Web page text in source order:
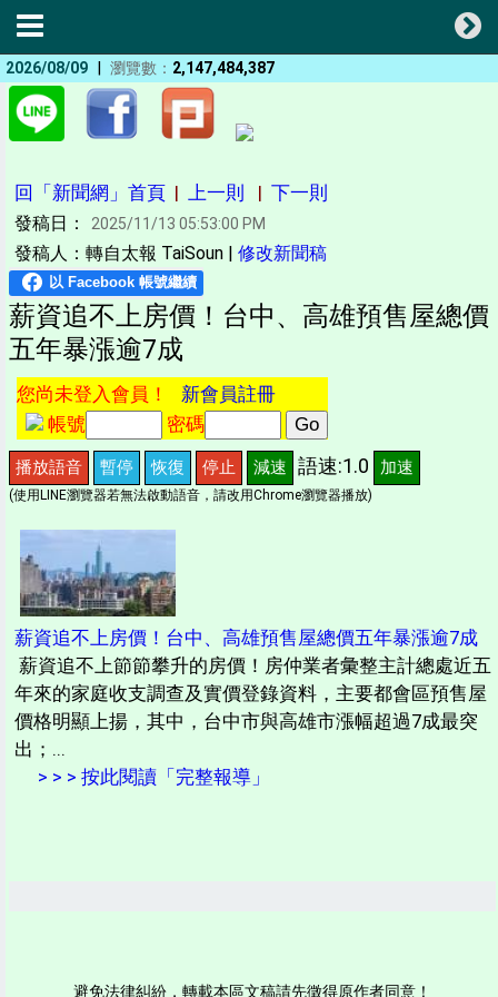
2026/08/09 | 瀏覽數： 2,147,484,387
回「新聞網」首頁 | 上一則 | 下一則
發稿日： 2025/11/13 05:53:00 PM
發稿人：轉自太報 TaiSoun | 修改新聞稿
薪資追不上房價！台中、高雄預售屋總價
五年暴漲逾7成
您尚未登入會員！ 新會員註冊
帳號
密碼
播放語音 暫停 恢復 停止 減速 語速:1.0 加速
(使用LINE瀏覽器若無法啟動語音，請改用Chrome瀏覽器播放)
薪資追不上房價！台中、高雄預售屋總價五年暴漲逾7成
薪資追不上節節攀升的房價！房仲業者彙整主計總處近五
年來的家庭收支調查及實價登錄資料，主要都會區預售屋
價格明顯上揚，其中，台中市與高雄市漲幅超過7成最突
出；...
> > > 按此閱讀「完整報導」
避免法律糾紛，轉載本區文稿請先徵得原作者同意！